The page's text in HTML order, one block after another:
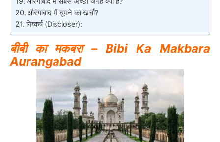
औरंगाबाद में घूमने का खर्चा?
निष्कर्ष (Discloser):
बीबी का मकबरा – Bibi Ka Makbara
Aurangabad